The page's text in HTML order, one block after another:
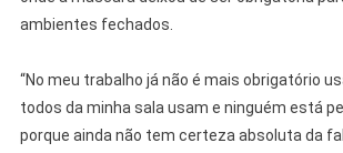
ambientes fechados.
“No meu trabalho já não é mais obrigatório
todos da minha sala usam e ninguém está
porque ainda não tem certeza absoluta da